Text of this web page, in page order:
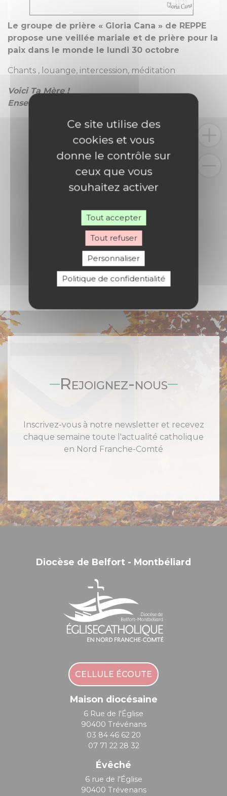
Le groupe de prière « Gloria Cana » de REPPE
propose une veillée mariale et de prière pour la
paix dans le monde le lundi 30 octobre
Chants , louange, intercession, méditation
Voici Ta Mère !
Ensemble, avec Marie, contemplons le Christ
Rejoignez-nous
Inscrivez-vous à notre newsletter et recevez
chaque semaine toute l'actualité catholique
en Nord Franche-Comté
Diocèse de Belfort - Montbéliard
CELLULE ÉCOUTE
Maison diocésaine
6 Rue de l'Église
90400 Trévénans
03 84 46 62 20
07 71 22 28 32
Évêché
6 rue de l'Église
90400 Trévenans
Ce site utilise des
cookies et vous
donne le contrôle sur
ceux que vous
souhaitez activer
Tout accepter
Tout refuser
Personnaliser
Politique de confidentialité